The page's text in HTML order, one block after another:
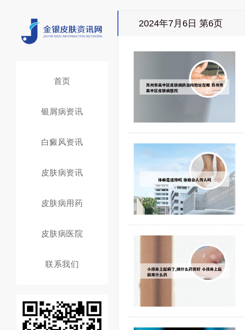
首页
银屑病资讯
白癜风资讯
皮肤病资讯
皮肤病用药
皮肤病医院
联系我们
2024年7月6日 第6页